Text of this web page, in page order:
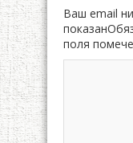
Ваш email
поля